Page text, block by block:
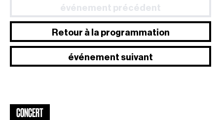
événement précédent
Retour à la programmation
événement suivant
CONCERT